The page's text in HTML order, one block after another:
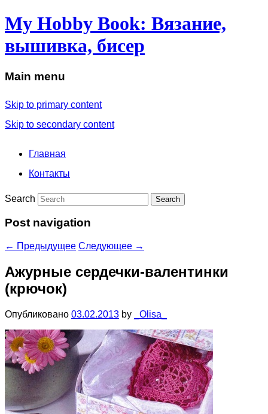
My Hobby Book: Вязание,
вышивка, бисер
Main menu
Skip to primary content
Skip to secondary content
Главная
Контакты
Search
Post navigation
← Предыдущее Следующее →
Ажурные сердечки-валентинки
(крючок)
Опубликовано 03.02.2013 by _Olisa_